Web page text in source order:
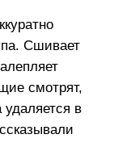
Сшивает
смотрят,
удаляется в